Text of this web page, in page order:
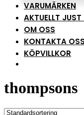
VARUMÄRKEN
AKTUELLT JUST
OM OSS
KONTAKTA OSS
KÖPVILLKOR
thompsons